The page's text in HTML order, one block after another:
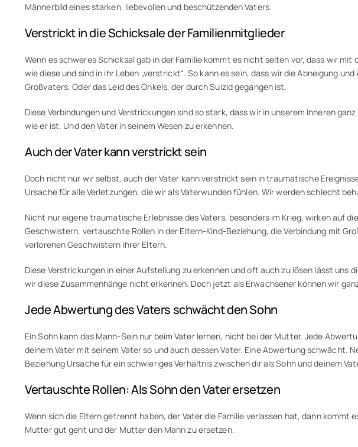
Männerbild eines starken, liebevollen und beschützenden Vaters.
Verstrickt in die Schicksale der Familienmitglieder
Wenn es schweres Schicksal gab in der Familie kommt es nicht selten vor, dass wir
wie diese und sind in ihr Leben „verstrickt“. So kann es sein, dass wir die Abneigung
Großvaters. Oder das Leid des Onkels, der durch Suizid gegangen ist.
Diese Verbindungen und Verstrickungen sind so stark, dass wir in unserem Inneren
wie er ist. Und den Vater in seinem Wesen zu erkennen.
Auch der Vater kann verstrickt sein
Doch nicht nur wir selbst, auch der Vater kann verstrickt sein in traumatische
Ursache für alle Verletzungen, die wir als Vaterwunden fühlen. Wir werden schlecht
Nicht nur eigene traumatische Erlebnisse des Vaters, besonders im Krieg, wirken auf
Geschwistern, vertauschte Rollen in der Eltern-Kind-Beziehung, die Verbindung mit
verlorenen Geschwistern ihrer Eltern.
Diese Verstrickungen in einer Aufstellung zu erkennen und oft auch zu lösen lässt uns
wir diese Zusammenhänge nicht erkennen. Doch jetzt als Erwachsener können wir
Jede Abwertung des Vaters schwächt den Sohn
Ein Sohn kann das Mann-Sein nur beim Vater lernen, nicht bei der Mutter. Jede
deinem Vater mit seinem Vater so und auch dessen Vater. Eine Abwertung schwächt.
Beziehung Ursache für ein schwieriges Verhältnis zwischen dir als Sohn und deinem
Vertauschte Rollen: Als Sohn den Vater ersetzen
Wenn sich die Eltern getrennt haben, der Vater die Familie verlassen hat, dann
Mutter gut geht und der Mutter den Mann zu ersetzen.